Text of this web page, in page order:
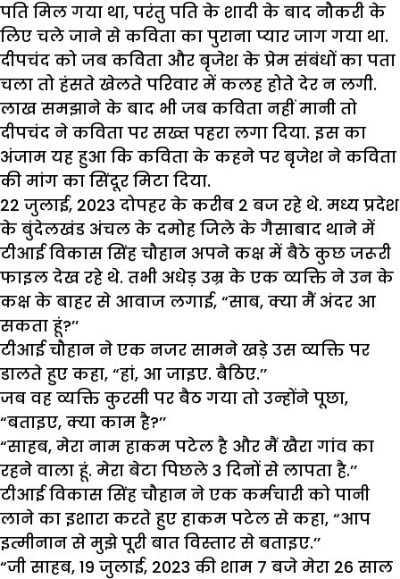
पति मिल गया था, परंतु पति के शादी के बाद नौकरी के
लिए चले जाने से कविता का पुराना प्यार जाग गया था.
दीपचंद को जब कविता और बृजेश के प्रेम संबंधों का पता
चला तो हंसते खेलते परिवार में कलह होते देर न लगी.
लाख समझाने के बाद भी जब कविता नहीं मानी तो
दीपचंद ने कविता पर सख्त पहरा लगा दिया. इस का
अंजाम यह हुआ कि कविता के कहने पर बृजेश ने कविता
की मांग का सिंदूर मिटा दिया.
22 जुलाई, 2023 दोपहर के करीब 2 बज रहे थे. मध्य प्रदेश
के बुंदेलखंड अंचल के दमोह जिले के गैसाबाद थाने में
टीआई विकास सिंह चौहान अपने कक्ष में बैठे कुछ जरूरी
फाइल देख रहे थे. तभी अधेड़ उम्र के एक व्यक्ति ने उन के
कक्ष के बाहर से आवाज लगाई, “साब, क्या मैं अंदर आ
सकता हूं?’’
टीआई चौहान ने एक नजर सामने खड़े उस व्यक्ति पर
डालते हुए कहा, “हां, आ जाइए. बैठिए.’’
जब वह व्यक्ति कुरसी पर बैठ गया तो उन्होंने पूछा,
“बताइए, क्या काम है?’’
“साहब, मेरा नाम हाकम पटेल है और मैं खैरा गांव का
रहने वाला हूं. मेरा बेटा पिछले 3 दिनों से लापता है.’’
टीआई विकास सिंह चौहान ने एक कर्मचारी को पानी
लाने का इशारा करते हुए हाकम पटेल से कहा, “आप
इत्मीनान से मुझे पूरी बात विस्तार से बताइए.’’
“जी साहब, 19 जुलाई, 2023 की शाम 7 बजे मेरा 26 साल